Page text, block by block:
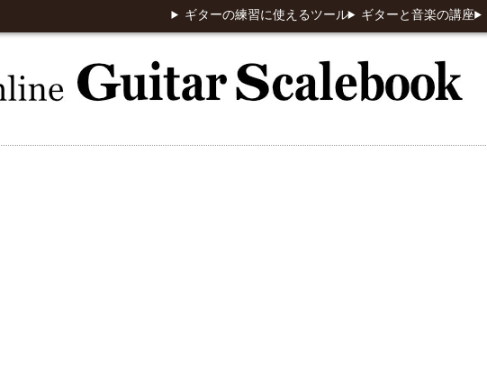
ギターの練習に使えるツール ギターと音楽の講座